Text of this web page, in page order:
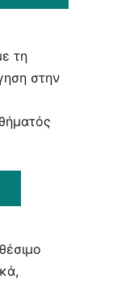
τη
στην